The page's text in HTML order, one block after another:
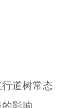
道树常态